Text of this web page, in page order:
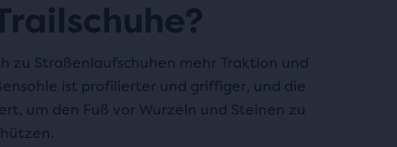
zu Straßenlaufschuhen mehr Traktion und
ist profilierter und griffiger, und die
um den Fuß vor Wurzeln und Steinen zu